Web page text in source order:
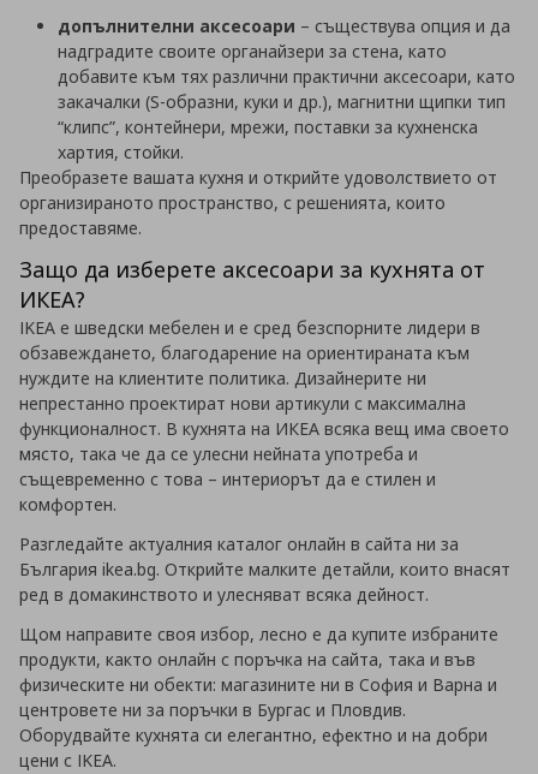
допълнителни аксесоари – съществува опция и да
надградите своите органайзери за стена, като
добавите към тях различни практични аксесоари, като
закачалки (S-образни, куки и др.), магнитни щипки тип
“клипс”, контейнери, мрежи, поставки за кухненска
хартия, стойки.
Преобразете вашата кухня и открийте удоволствието от
организираното пространство, с решенията, които
предоставяме.
Защо да изберете аксесоари за кухнята от
ИКЕА?
IKEA е шведски мебелен и е сред безспорните лидери в
обзавеждането, благодарение на ориентираната към
нуждите на клиентите политика. Дизайнерите ни
непрестанно проектират нови артикули с максимална
функционалност. В кухнята на ИКЕА всяка вещ има своето
място, така че да се улесни нейната употреба и
същевременно с това – интериорът да е стилен и
комфортен.
Разгледайте актуалния каталог онлайн в сайта ни за
България ikea.bg. Открийте малките детайли, които внасят
ред в домакинството и улесняват всяка дейност.
Щом направите своя избор, лесно е да купите избраните
продукти, както онлайн с поръчка на сайта, така и във
физическите ни обекти: магазините ни в София и Варна и
центровете ни за поръчки в Бургас и Пловдив.
Оборудвайте кухнята си елегантно, ефектно и на добри
цени с IKEA.